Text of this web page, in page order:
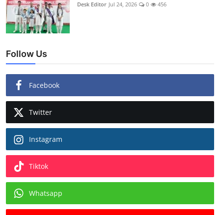
Desk Editor Jul 24, 2026 0 456
Follow Us
Facebook
Twitter
Instagram
Tiktok
Whatsapp